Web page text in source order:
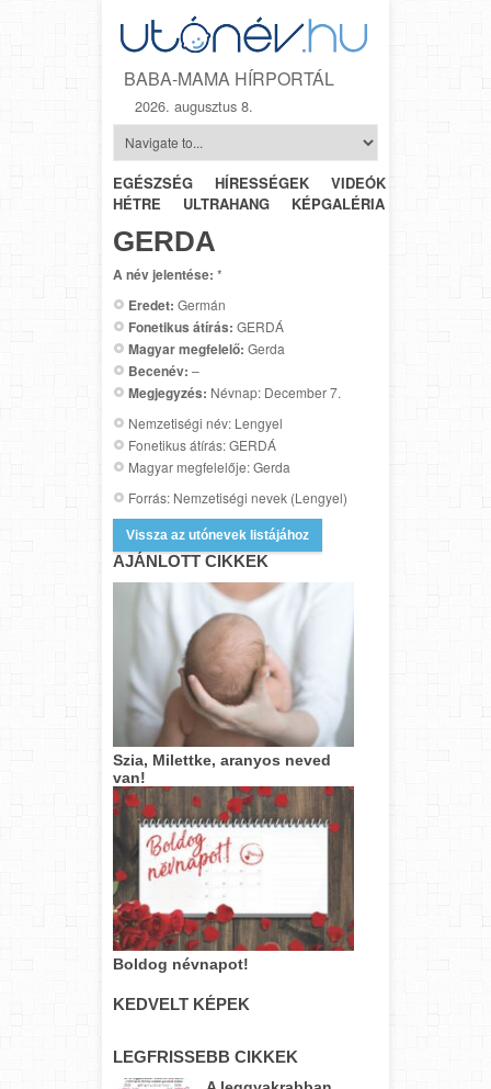
BABA-MAMA HÍRPORTÁL
2026. augusztus 8.
EGÉSZSÉG HÍRESSÉGEK VIDEÓK
HÉTRŐL-
HÉTRE
ULTRAHANG KÉPGALÉRIA
GERDA
A név jelentése: *
Eredet: Germán
Fonetikus átírás: GERDÁ
Magyar megfelelő: Gerda
Becenév: –
Megjegyzés: Névnap: December 7.
Nemzetiségi név: Lengyel
Fonetikus átírás: GERDÁ
Magyar megfelelője: Gerda
Forrás: Nemzetiségi nevek (Lengyel)
Vissza az utónevek listájához
AJÁNLOTT CIKKEK
Szia, Milettke, aranyos neved
van!
Boldog névnapot!
KEDVELT KÉPEK
LEGFRISSEBB CIKKEK